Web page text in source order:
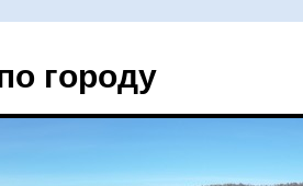
городу